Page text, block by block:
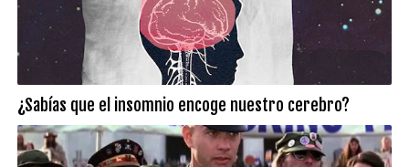
¿Sabías que el insomnio encoge nuestro cerebro?